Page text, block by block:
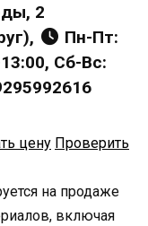
2
Пн-Пт:
Сб-Вс:
цену Проверить
на продаже
включая